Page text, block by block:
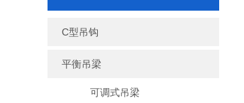
C型吊钩
平衡吊梁
可调式吊梁